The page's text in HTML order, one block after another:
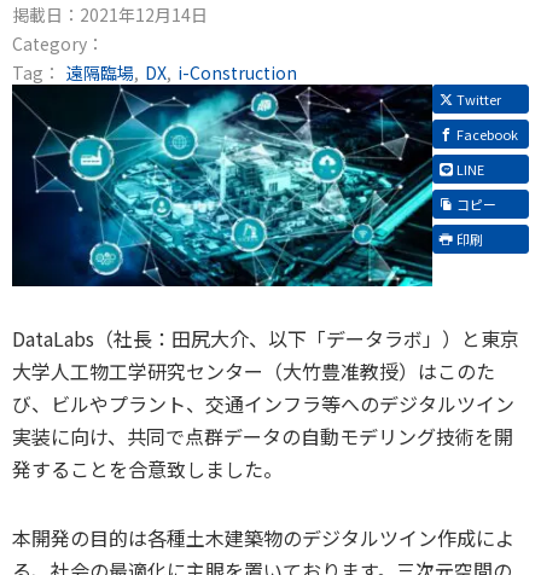
掲載日： 2021年12月14日
Category：
Tag： 遠隔臨場 DX i-Construction
Twitter
Facebook
LINE
コピー
印刷
DataLabs（社長：田尻大介、以下「データラボ」）と東京
大学人工物工学研究センター（大竹豊准教授）はこのた
び、ビルやプラント、交通インフラ等へのデジタルツイン
実装に向け、共同で点群データの自動モデリング技術を開
発することを合意致しました。
本開発の目的は各種土木建築物のデジタルツイン作成によ